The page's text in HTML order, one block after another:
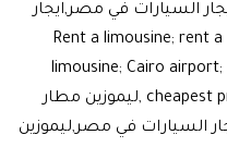
السيارات في مصر,ايجار
ليموزين سيارات مطار القاهرة Rent a limousine; rent a
limousine; Cairo
cheapest prices; rent a limousine in Egypt ,ليموزين مطار
السيارات في مصر,ليموزين